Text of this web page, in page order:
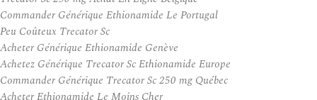
Commander Générique Ethionamide Le Portugal
Peu Coûteux Trecator Sc
Acheter Générique Ethionamide Genève
Achetez Générique Trecator Sc Ethionamide Europe
Commander Générique Trecator Sc 250 mg Québec